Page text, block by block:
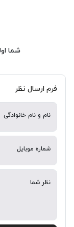
شما
فرم ارسال نظر
نام و نام خانوادگی
شماره موبایل
نظر شما